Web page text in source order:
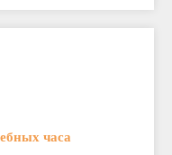
часа